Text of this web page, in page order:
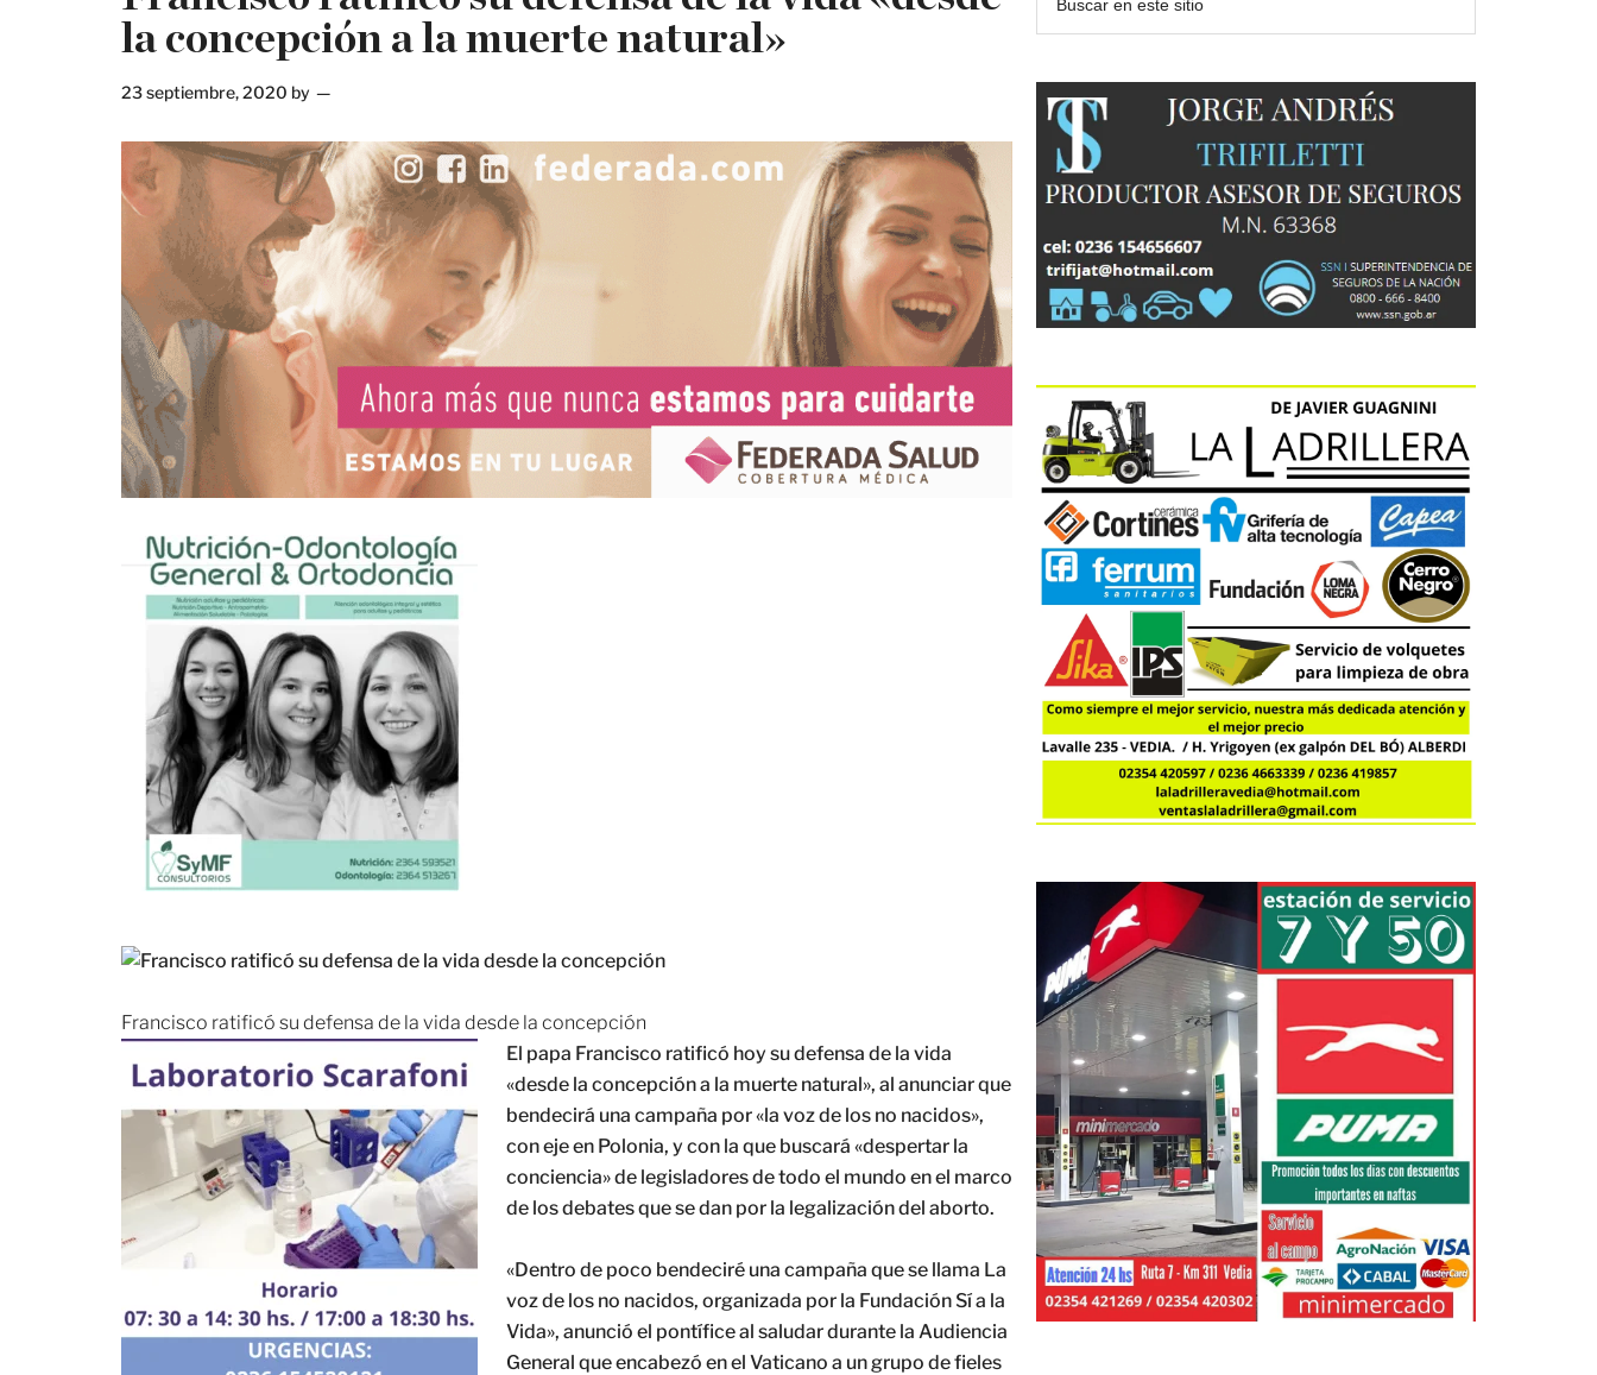
la concepción a la muerte natural»
23 septiembre, 2020 by
Francisco ratificó su defensa de la vida desde la concepción
El papa Francisco ratificó hoy su defensa de la vida
«desde la concepción a la muerte natural», al anunciar que
bendecirá una campaña por «la voz de los no nacidos»,
con eje en Polonia, y con la que buscará «despertar la
conciencia» de legisladores de todo el mundo en el marco
de los debates que se dan por la legalización del aborto.
«Dentro de poco bendeciré una campaña que se llama La
voz de los no nacidos, organizada por la Fundación Sí a la
Vida», anunció el pontífice al saludar durante la Audiencia
General que encabezó en el Vaticano a un grupo de fieles